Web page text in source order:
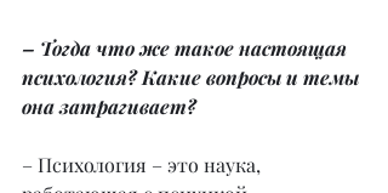
– Тогда что же такое настоящая
психология? Какие вопросы и темы
она затрагивает?
– Психология – это наука,